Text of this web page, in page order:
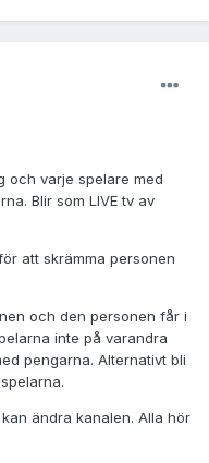
och varje spelare med
Blir som LIVE tv av
att skrämma personen
och den personen får i
inte på varandra
pengarna. Alternativt bli
ändra kanalen. Alla hör